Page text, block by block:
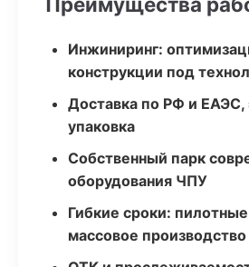
Инжиниринг:
конструкции под
Доставка по РФ и ЕАЭС,
упаковка
Собственный парк
оборудования ЧПУ
Гибкие сроки:
массовое производство